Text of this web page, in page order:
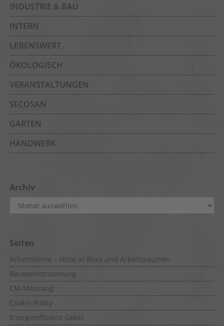
INDUSTRIE & BAU
INTERN
LEBENSWERT
ÖKOLOGISCH
VERANSTALTUNGEN
SECOSAN
GARTEN
HANDWERK
Archiv
Archiv
Seiten
Arbeitsklima – Hitze in Büro und Arbeitsräumen
Bauwerkstrocknung
CM-Messung
Cookie Policy
Energieeffizienz-Label